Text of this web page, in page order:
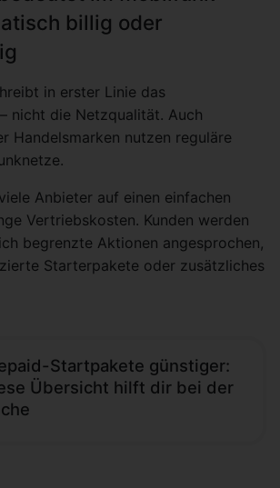
billig oder
in erster Linie das
nicht die Netzqualität. Auch
Handelsmarken nutzen reguläre
Anbieter auf einen einfachen
Vertriebskosten. Kunden werden
begrenzte Aktionen angesprochen,
Starterpakete oder zusätzliches
Startpakete günstiger:
Übersicht hilft dir bei der